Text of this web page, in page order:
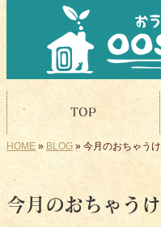
TOP
HOME » BLOG » 今月のおちゃうけ
今月のおちゃうけ